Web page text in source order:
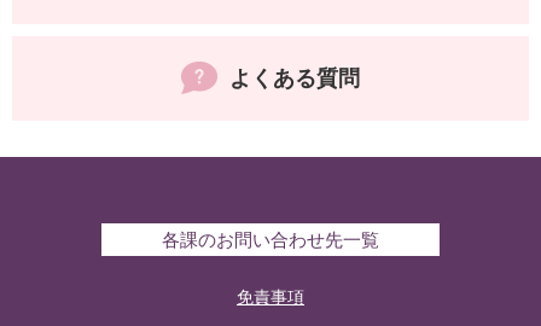
よくある質問
各課のお問い合わせ先一覧
免責事項